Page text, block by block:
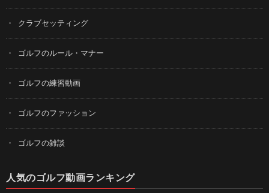
クラブセッティング
ゴルフのルール・マナー
ゴルフの練習動画
ゴルフのファッション
ゴルフの雑談
人気のゴルフ動画ランキング